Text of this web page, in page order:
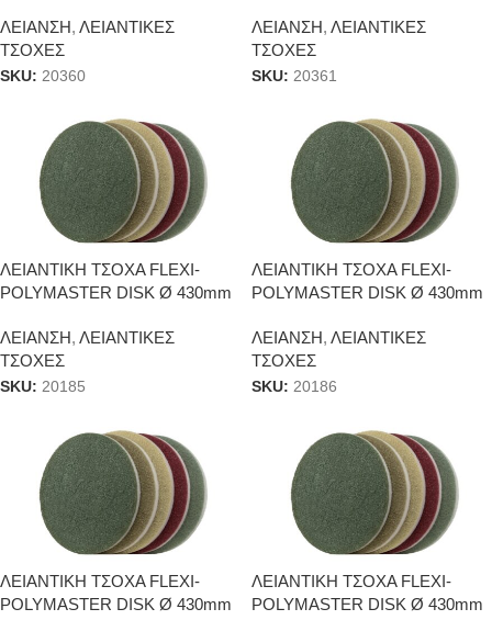
ΛΕΙΑΝΣΗ, ΛΕΙΑΝΤΙΚΕΣ
ΤΣΟΧΕΣ
SKU: 20360
ΛΕΙΑΝΣΗ, ΛΕΙΑΝΤΙΚΕΣ
ΤΣΟΧΕΣ
SKU: 20361
ΛΕΙΑΝΤΙΚH ΤΣΟΧΑ FLEXI-
POLYMASTER DISK Ø 430mm
ΛΕΙΑΝΣΗ, ΛΕΙΑΝΤΙΚΕΣ
ΤΣΟΧΕΣ
SKU: 20185
ΛΕΙΑΝΤΙΚH ΤΣΟΧΑ FLEXI-
POLYMASTER DISK Ø 430mm
ΛΕΙΑΝΣΗ, ΛΕΙΑΝΤΙΚΕΣ
ΤΣΟΧΕΣ
SKU: 20186
ΛΕΙΑΝΤΙΚH ΤΣΟΧΑ FLEXI-
POLYMASTER DISK Ø 430mm
ΛΕΙΑΝΤΙΚH ΤΣΟΧΑ FLEXI-
POLYMASTER DISK Ø 430mm